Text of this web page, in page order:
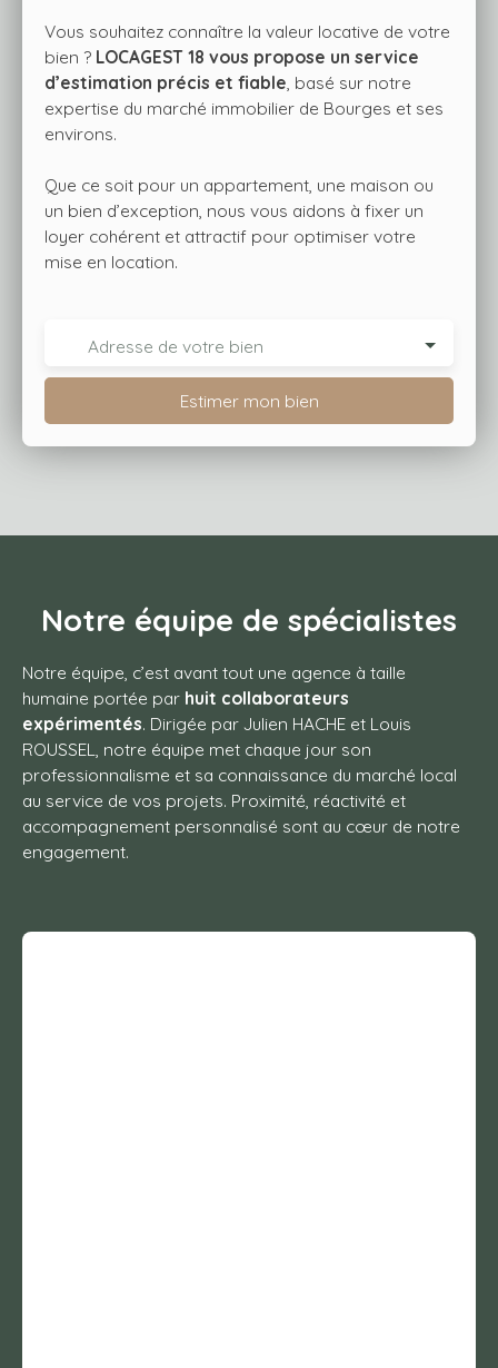
Vous souhaitez connaître la valeur locative de votre
bien ? LOCAGEST 18 vous propose un service
d’estimation précis et fiable, basé sur notre
expertise du marché immobilier de Bourges et ses
environs.
Que ce soit pour un appartement, une maison ou
un bien d’exception, nous vous aidons à fixer un
loyer cohérent et attractif pour optimiser votre
mise en location.
Adresse de votre bien
Estimer mon bien
Notre équipe de spécialistes
Notre équipe, c’est avant tout une agence à taille
humaine portée par huit collaborateurs
expérimentés. Dirigée par Julien HACHE et Louis
ROUSSEL, notre équipe met chaque jour son
professionnalisme et sa connaissance du marché local
au service de vos projets. Proximité, réactivité et
accompagnement personnalisé sont au cœur de notre
engagement.